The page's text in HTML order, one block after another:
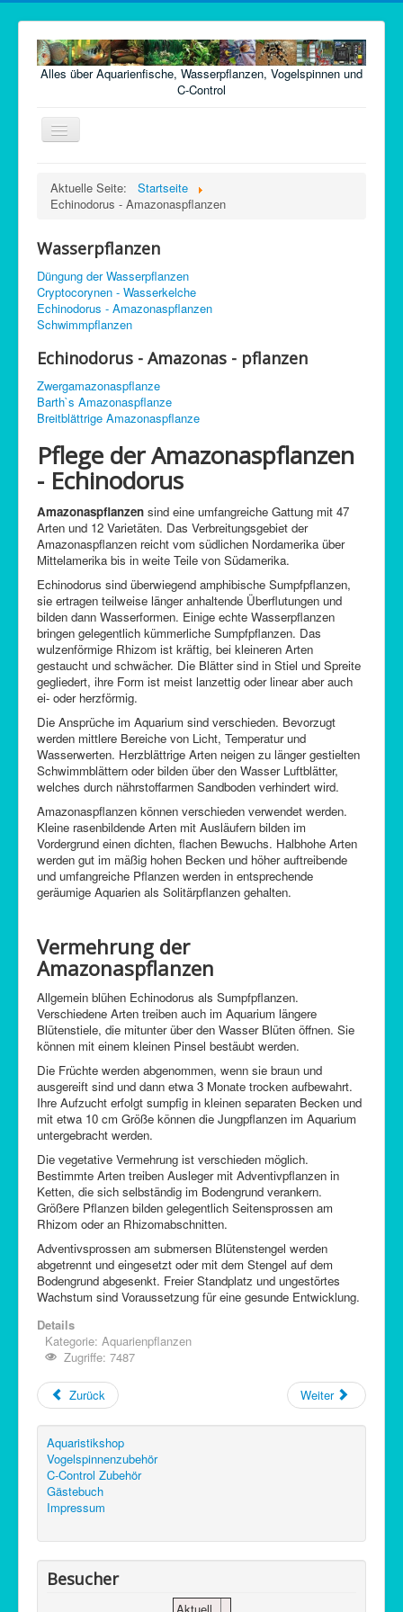
Alles über Aquarienfische, Wasserpflanzen, Vogelspinnen und
C-Control
Navigation
Fische
Technik
Krankheiten
Vogelspinnen
Argentinische Waldschaben
C-Control
Sitemap
Aktuelle Seite:
Startseite
Echinodorus - Amazonaspflanzen
Wasserpflanzen
Düngung der Wasserpflanzen
Cryptocorynen - Wasserkelche
Echinodorus - Amazonaspflanzen
Schwimmpflanzen
Echinodorus - Amazonas - pflanzen
Zwergamazonaspflanze
Barth`s Amazonaspflanze
Breitblättrige Amazonaspflanze
Pflege der Amazonaspflanzen
- Echinodorus
Amazonaspflanzen sind eine umfangreiche Gattung mit 47
Arten und 12 Varietäten. Das Verbreitungsgebiet der
Amazonaspflanzen reicht vom südlichen Nordamerika über
Mittelamerika bis in weite Teile von Südamerika.
Echinodorus sind überwiegend amphibische Sumpfpflanzen,
sie ertragen teilweise länger anhaltende Überflutungen und
bilden dann Wasserformen. Einige echte Wasserpflanzen
bringen gelegentlich kümmerliche Sumpfpflanzen. Das
wulzenförmige Rhizom ist kräftig, bei kleineren Arten
gestaucht und schwächer. Die Blätter sind in Stiel und Spreite
gegliedert, ihre Form ist meist lanzettig oder linear aber auch
ei- oder herzförmig.
Die Ansprüche im Aquarium sind verschieden. Bevorzugt
werden mittlere Bereiche von Licht, Temperatur und
Wasserwerten. Herzblättrige Arten neigen zu länger gestielten
Schwimmblättern oder bilden über den Wasser Luftblätter,
welches durch nährstoffarmen Sandboden verhindert wird.
Amazonaspflanzen können verschieden verwendet werden.
Kleine rasenbildende Arten mit Ausläufern bilden im
Vordergrund einen dichten, flachen Bewuchs. Halbhohe Arten
werden gut im mäßig hohen Becken und höher auftreibende
und umfangreiche Pflanzen werden in entsprechende
geräumige Aquarien als Solitärpflanzen gehalten.
Vermehrung der
Amazonaspflanzen
Allgemein blühen Echinodorus als Sumpfpflanzen.
Verschiedene Arten treiben auch im Aquarium längere
Blütenstiele, die mitunter über den Wasser Blüten öffnen. Sie
können mit einem kleinen Pinsel bestäubt werden.
Die Früchte werden abgenommen, wenn sie braun und
ausgereift sind und dann etwa 3 Monate trocken aufbewahrt.
Ihre Aufzucht erfolgt sumpfig in kleinen separaten Becken und
mit etwa 10 cm Größe können die Jungpflanzen im Aquarium
untergebracht werden.
Die vegetative Vermehrung ist verschieden möglich.
Bestimmte Arten treiben Ausleger mit Adventivpflanzen in
Ketten, die sich selbständig im Bodengrund verankern.
Größere Pflanzen bilden gelegentlich Seitensprossen am
Rhizom oder an Rhizomabschnitten.
Adventivsprossen am submersen Blütenstengel werden
abgetrennt und eingesetzt oder mit dem Stengel auf dem
Bodengrund abgesenkt. Freier Standplatz und ungestörtes
Wachstum sind Voraussetzung für eine gesunde Entwicklung.
Details
Kategorie: Aquarienpflanzen
Zugriffe: 7487
Zurück Weiter
Aquaristikshop
Vogelspinnenzubehör
C-Control Zubehör
Gästebuch
Impressum
Besucher